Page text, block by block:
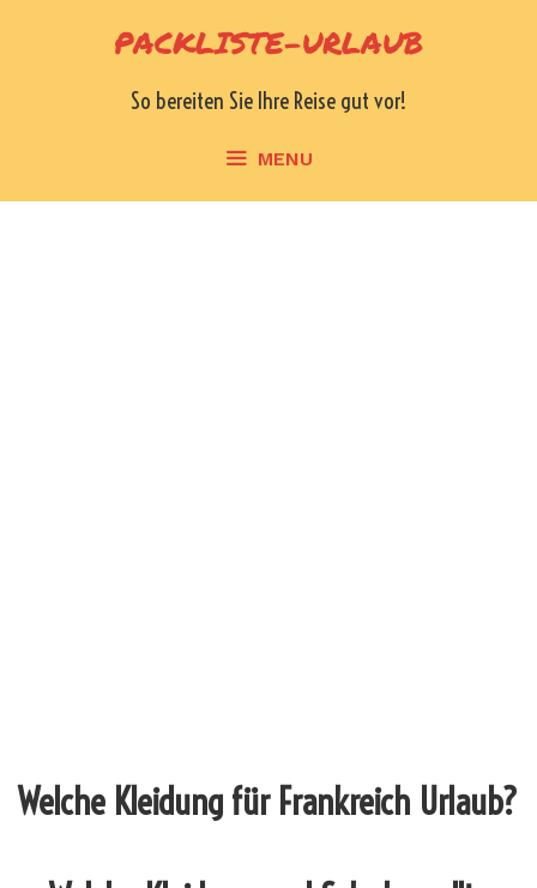
PACKLISTE-URLAUB
So bereiten Sie Ihre Reise gut vor!
MENU
Welche Kleidung für Frankreich Urlaub?